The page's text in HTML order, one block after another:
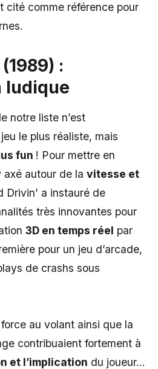
cité comme référence pour
:
ludique
notre liste n’est
le plus réaliste, mais
fun ! Pour mettre en
autour de la vitesse et
Drivin’ a instauré de
très innovantes pour
3D en temps réel par
pour un jeu d’arcade,
de crashs sous
au volant ainsi que la
contribuaient fortement à
et l’implication du joueur…